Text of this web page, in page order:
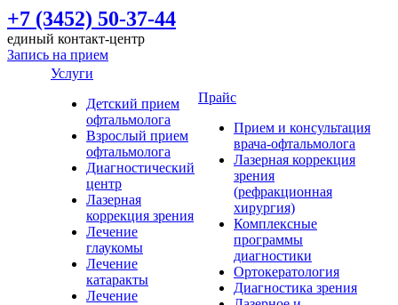
+7 (3452) 50-37-44
единый контакт-центр
Запись на прием
Услуги
Детский прием
офтальмолога
Взрослый прием
офтальмолога
Диагностический
центр
Лазерная
коррекция зрения
Лечение
глаукомы
Лечение
катаракты
Лечение
Прайс
Прием и консультация
врача-офтальмолога
Лазерная коррекция
зрения
(рефракционная
хирургия)
Комплексные
программы
диагностики
Ортокератология
Диагностика зрения